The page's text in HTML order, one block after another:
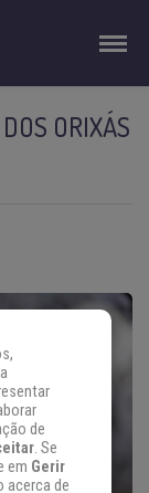
ORIXÁS
de
. Se
em Gerir
acerca de